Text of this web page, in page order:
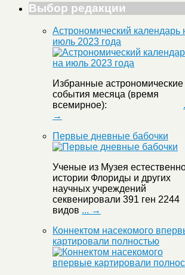
Выбор редакции
Астрономический календарь
июль 2023 года
Избранные астрономические
события месяца (время
всемирное):
→
Первые дневные бабочки
Ученые из Музея
истории Флориды и других
научных учреждений
секвенировали 391 ген 2244
видов ... →
Коннектом насекомого
картировали полностью